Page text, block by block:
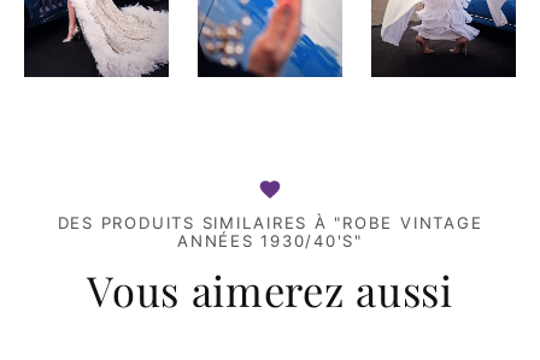
DES PRODUITS SIMILAIRES À "ROBE VINTAGE
ANNÉES 1930/40'S"
Vous aimerez aussi